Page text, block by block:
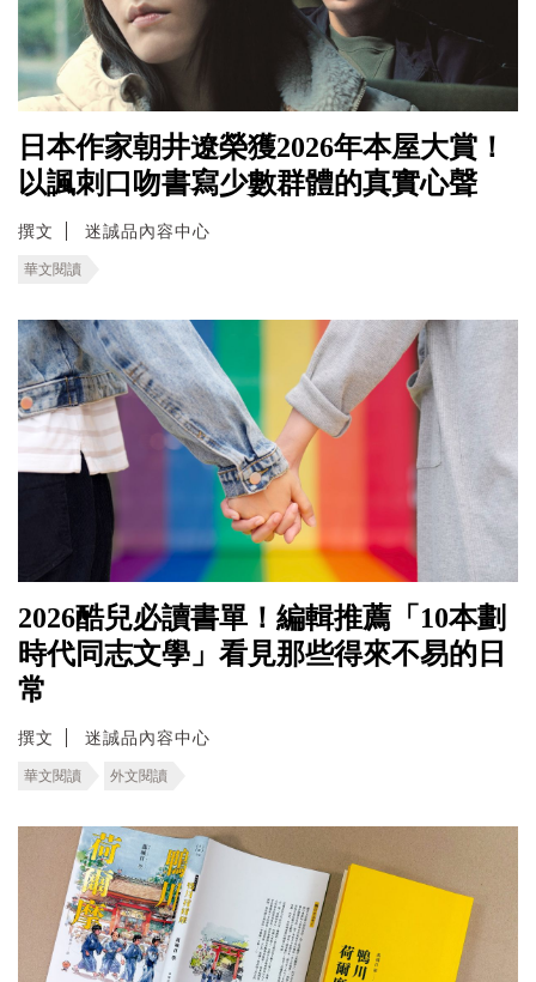
日本作家朝井遼榮獲2026年本屋大賞！
以諷刺口吻書寫少數群體的真實心聲
撰文 迷誠品內容中心
華文閱讀
2026酷兒必讀書單！編輯推薦「10本劃
時代同志文學」看見那些得來不易的日
常
撰文 迷誠品內容中心
華文閱讀 外文閱讀